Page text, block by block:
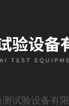
试验设备有